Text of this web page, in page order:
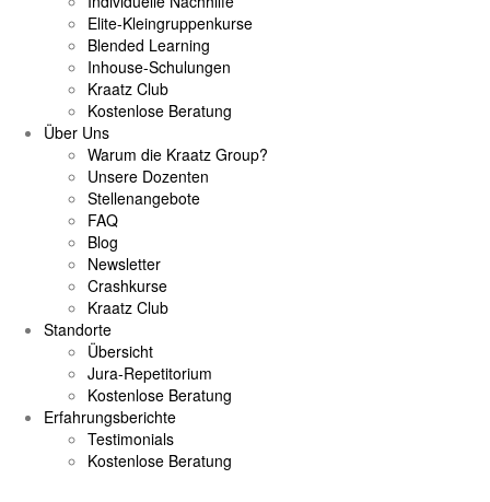
Elite-Kleingruppenkurse
Blended Learning
Inhouse-Schulungen
Kraatz Club
Kostenlose Beratung
Über Uns
Warum die Kraatz Group?
Unsere Dozenten
Stellenangebote
FAQ
Blog
Newsletter
Crashkurse
Kraatz Club
Standorte
Übersicht
Jura-Repetitorium
Kostenlose Beratung
Erfahrungsberichte
Testimonials
Kostenlose Beratung